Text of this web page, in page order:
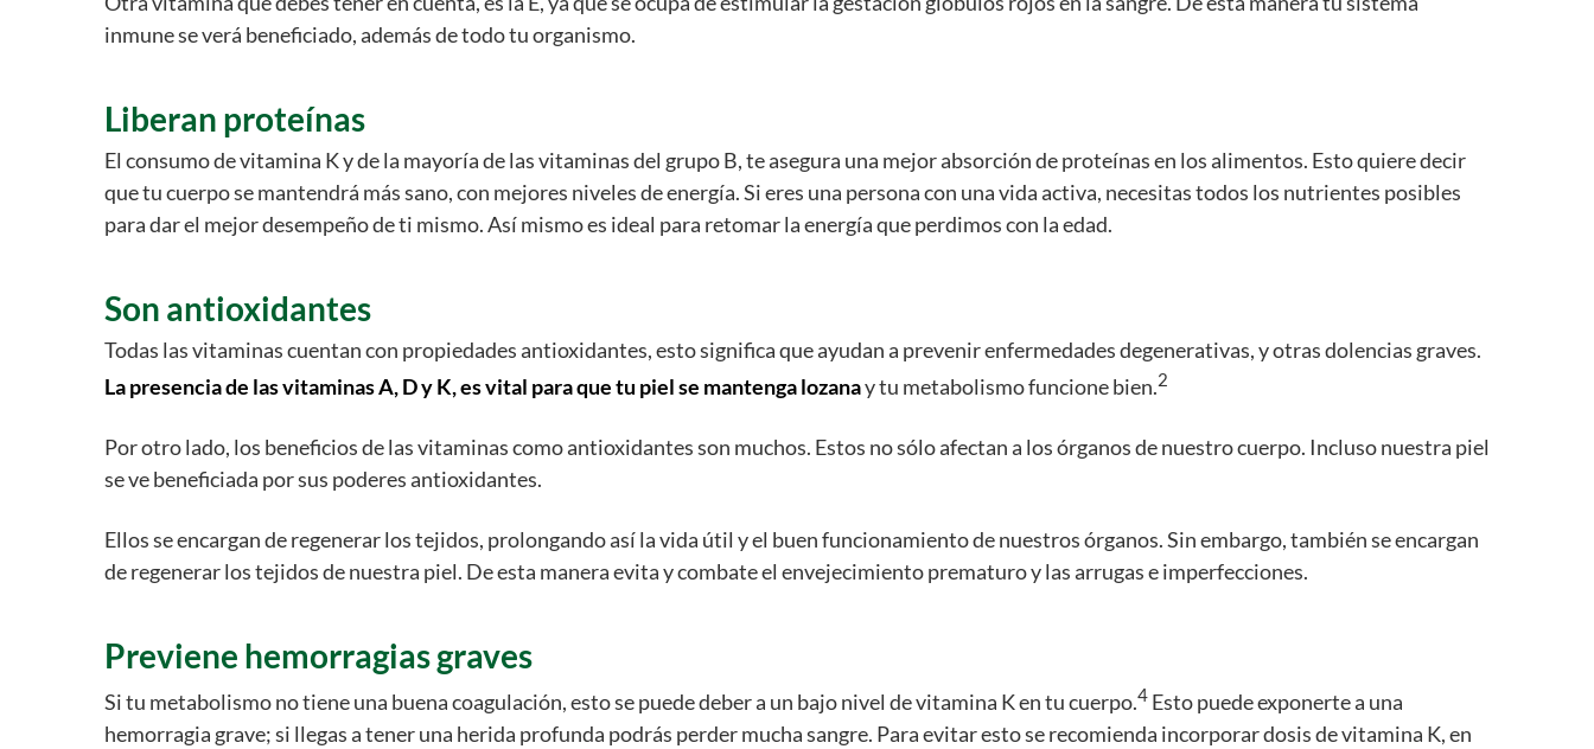
inmune se verá beneficiado, además de todo tu organismo.
Liberan proteínas
El consumo de vitamina K y de la mayoría de las vitaminas del grupo B, te asegura una mejor absorción de proteínas en los alimentos. Esto quiere decir
que tu cuerpo se mantendrá más sano, con mejores niveles de energía. Si eres una persona con una vida activa, necesitas todos los nutrientes posibles
para dar el mejor desempeño de ti mismo. Así mismo es ideal para retomar la energía que perdimos con la edad.
Son antioxidantes
Todas las vitaminas cuentan con propiedades antioxidantes, esto significa que ayudan a prevenir enfermedades degenerativas, y otras dolencias graves.
La presencia de las vitaminas A, D y K, es vital para que tu piel se mantenga lozanay tu metabolismo funcione bien.2
Por otro lado, los beneficios de las vitaminas como antioxidantes son muchos. Estos no sólo afectan a los órganos de nuestro cuerpo. Incluso nuestra piel
se ve beneficiada por sus poderes antioxidantes.
Ellos se encargan de regenerar los tejidos, prolongando así la vida útil y el buen funcionamiento de nuestros órganos. Sin embargo, también se encargan
de regenerar los tejidos de nuestra piel. De esta manera evita y combate el envejecimiento prematuro y las arrugas e imperfecciones.
Previene hemorragias graves
Si tu metabolismo no tiene una buena coagulación, esto se puede deber a un bajo nivel de vitamina K en tu cuerpo.4 Esto puede exponerte a una
hemorragia grave; si llegas a tener una herida profunda podrás perder mucha sangre. Para evitar esto se recomienda incorporar dosis de vitamina K, en